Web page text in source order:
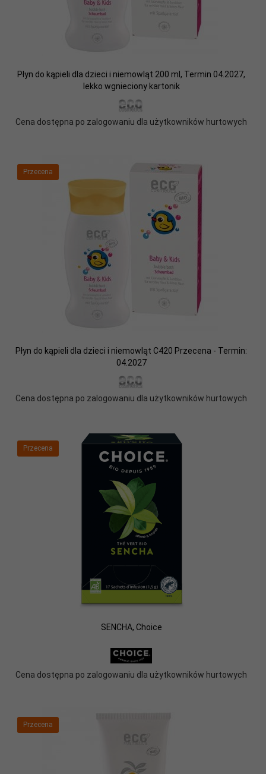
Płyn do kąpieli dla dzieci i niemowląt 200 ml, Termin 04.2027,
lekko wgnieciony kartonik
Cena dostępna po zalogowaniu dla użytkowników hurtowych
Przecena
Płyn do kąpieli dla dzieci i niemowląt C420 Przecena - Termin:
04.2027
Cena dostępna po zalogowaniu dla użytkowników hurtowych
Przecena
SENCHA, Choice
Cena dostępna po zalogowaniu dla użytkowników hurtowych
Przecena